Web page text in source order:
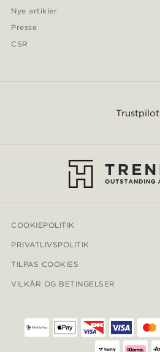
Nye artikler
Presse
CSR
Trustpilot
COOKIEPOLITIK
PRIVATLIVSPOLITIK
TILPAS COOKIES
VILKÅR OG BETINGELSER